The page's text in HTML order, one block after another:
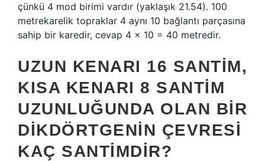
çünkü 4 mod birimi vardır (yaklaşık 21.54). 100
metrekarelik topraklar 4 aynı 10 bağlantı parçasına
sahip bir karedir, cevap 4 x 10 = 40 metredir.
UZUN KENARI 16 SANTIM,
KISA KENARI 8 SANTIM
UZUNLUĞUNDA OLAN BIR
DIKDÖRTGENIN ÇEVRESI
KAÇ SANTIMDIR?